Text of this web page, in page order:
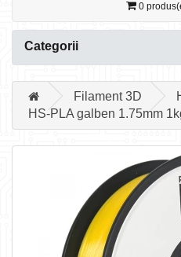
0
Categorii
Filament 3D
HS-PLA galben 1.75mm